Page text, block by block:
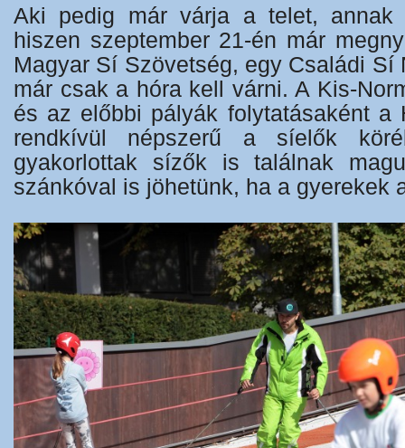
Aki pedig már várja a telet,
hiszen szeptember 21-én már
Magyar Sí Szövetség, egy Családi Sí
már csak a hóra kell várni. A Kis-
és az előbbi pályák folytatásaként a
rendkívül népszerű a síelők
gyakorlottak sízők is találnak
szánkóval is jöhetünk, ha a gyerekek